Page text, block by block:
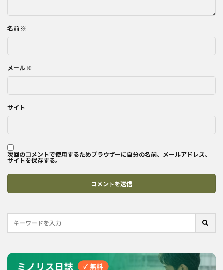
名前 ※
メール ※
サイト
次回のコメントで使用するためブラウザーに自分の名前、メールアドレス、
サイトを保存する。